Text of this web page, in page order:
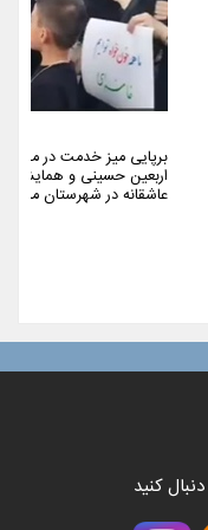
برپایی میز خدمت در مراسم
اربعین حسینی و همایش
عاشقانه در شهرستان ملایر
کنید